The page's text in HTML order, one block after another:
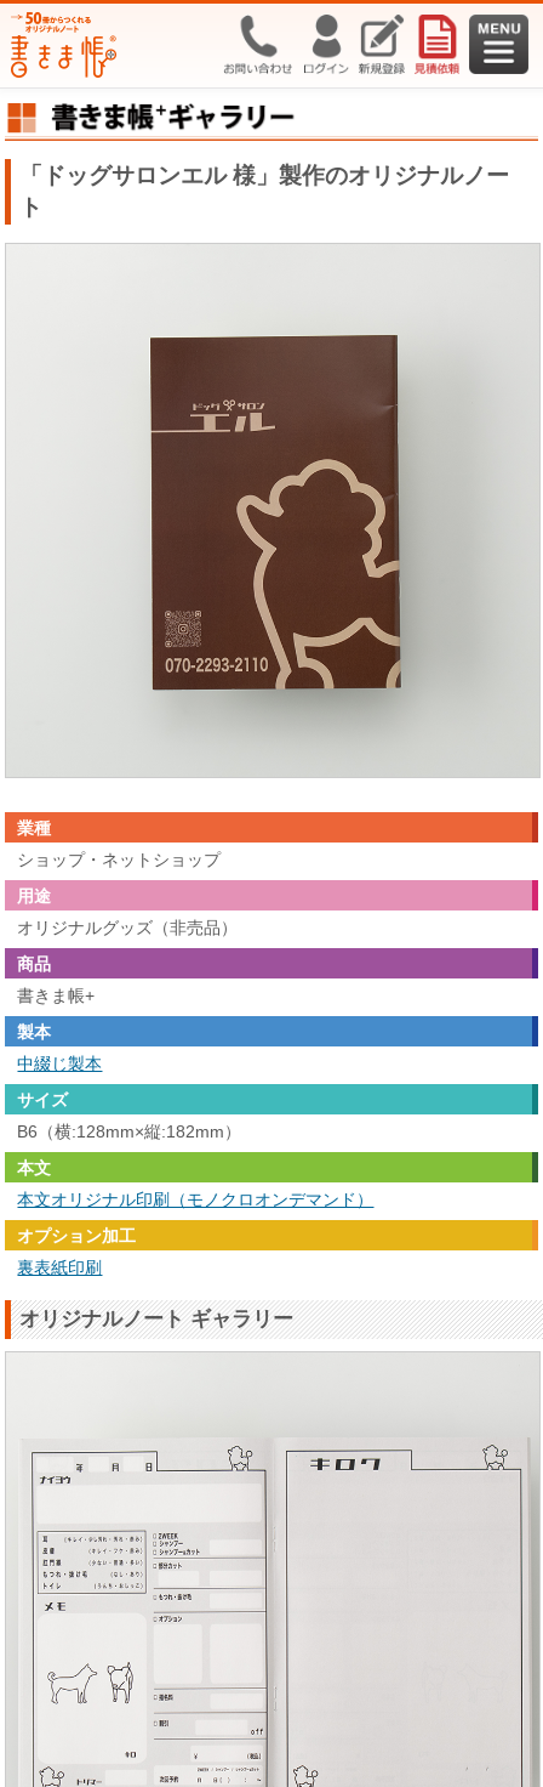
「ドッグサロンエル 様」製作のオリジナルノー
ト
業種
ショップ・ネットショップ
用途
オリジナルグッズ（非売品）
商品
書きま帳+
製本
中綴じ製本
サイズ
B6（横:128mm×縦:182mm）
本文
本文オリジナル印刷（モノクロオンデマンド）
オプション加工
裏表紙印刷
オリジナルノート ギャラリー